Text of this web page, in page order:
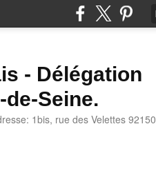
- Délégation
Seine.
1bis, rue des Velettes 92150